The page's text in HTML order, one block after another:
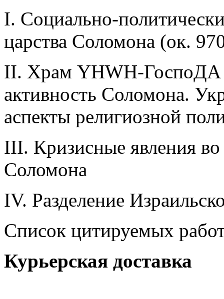
I. Социально-
царства Соломона (ок.
II. Храм YНWН-ГоспоДА
активность Соломона.
аспекты религиозной
III. Кризисные явления во
Соломона
IV. Разделение
Список цитируемых
Курьерская доставка